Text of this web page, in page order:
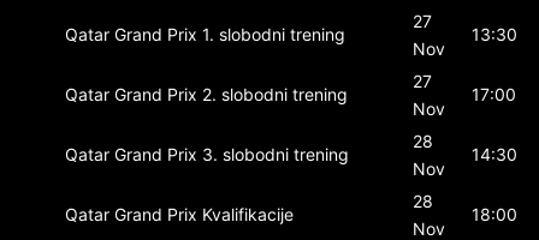
Qatar Grand Prix 1. slobodni trening
27
Nov
13:30
Qatar Grand Prix 2. slobodni trening
27
Nov
17:00
Qatar Grand Prix 3. slobodni trening
28
Nov
14:30
Qatar Grand Prix Kvalifikacije
28
Nov
18:00